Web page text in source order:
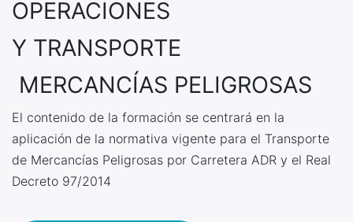
OPERACIONES
Y TRANSPORTE
MERCANCÍAS PELIGROSAS
El contenido de la formación se centrará en la
aplicación de la normativa vigente para el Transporte
de Mercancías Peligrosas por Carretera ADR y el Real
Decreto 97/2014